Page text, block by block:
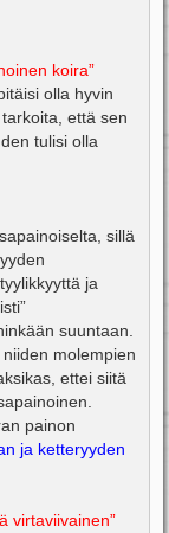
koira”
olla hyvin
että sen
tulisi olla
sillä
ja
suuntaan.
molempien
ettei siitä
painon
ja ketteryyden
virtaviivainen”